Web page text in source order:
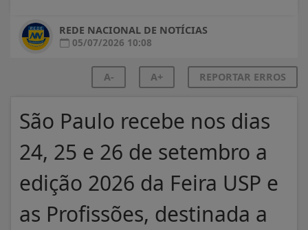
REDE NACIONAL DE NOTÍCIAS
05/07/2026 10:08
A- A+ REPORTAR ERROS
São Paulo recebe nos dias
24, 25 e 26 de setembro a
edição 2026 da Feira USP e
as Profissões, destinada a